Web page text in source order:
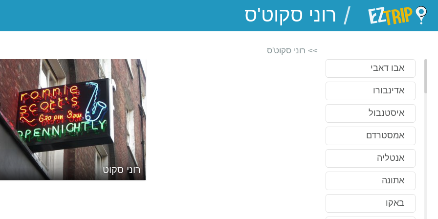
EZTrip
/
אבו דאבי
אדינבורו
איסטנבול
אמסטרדם
אנטליה
אתונה
באקו
>> רוני סקוט'ס
רוני סקוט